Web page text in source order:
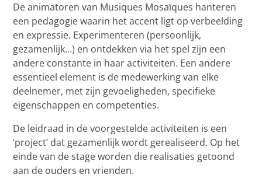
De animatoren van Musiques Mosaïques hanteren
een pedagogie waarin het accent ligt op verbeelding
en expressie. Experimenteren (persoonlijk,
gezamenlijk…) en ontdekken via het spel zijn een
andere constante in haar activiteiten. Een andere
essentieel element is de medewerking van elke
deelnemer, met zijn gevoeligheden, specifieke
eigenschappen en competenties.
De leidraad in de voorgestelde activiteiten is een
‘project’ dat gezamenlijk wordt gerealiseerd. Op het
einde van de stage worden die realisaties getoond
aan de ouders en vrienden.